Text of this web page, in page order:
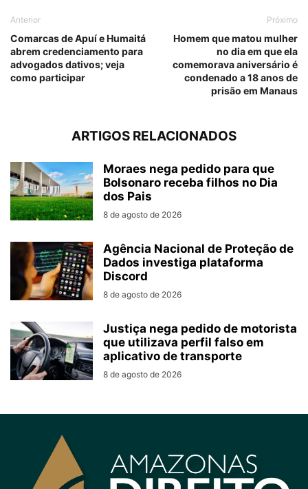
Anterior
Comarcas de Apuí e Humaitá
abrem credenciamento para
advogados dativos; veja
como participar
Próximo
Homem que matou mulher
no dia em que ela
comemorava aniversário é
condenado a 18 anos de
prisão em Manaus
ARTIGOS RELACIONADOS
Moraes nega pedido para que
Bolsonaro receba filhos no Dia
dos Pais
8 de agosto de 2026
Agência Nacional de Proteção de
Dados investiga plataforma
Discord
8 de agosto de 2026
Justiça nega pedido de motorista
que utilizava perfil falso em
aplicativo de transporte
8 de agosto de 2026